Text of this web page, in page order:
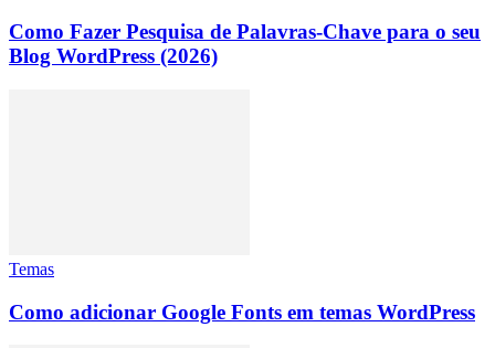
Como Fazer Pesquisa de Palavras-Chave para o seu
Blog WordPress (2026)
Temas
Como adicionar Google Fonts em temas WordPress